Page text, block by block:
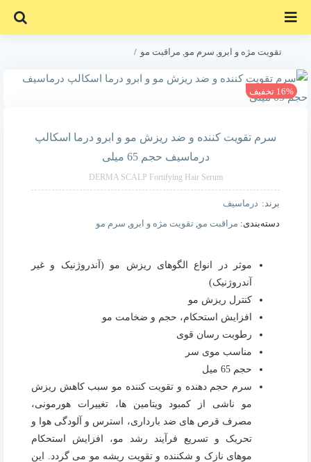
تقویت مژه و ابرو سرم مو مراقبت مو
سرم تقویت کننده و ضد ریزش مو و ابرو درما اسکالپ درماسیف حجم 65 میلی
16% تخفیف
سرم تقویت کننده و ضد ریزش مو و ابرو درما اسکالپ
درماسیف حجم 65 میلی
DERMA SCALP Fortifying Hair Serum
برند: درماسیف
دسته‌بندی: مراقبت مو, تقویت مژه و ابرو, سرم مو
موثر در انواع الگوهای ریزش مو (آندروژنیک و غیر
آندروژنیک)
کنترل ریزش مو
افزایش استحکام، حجم و ضخامت مو
رطوبت رسان قوی
مناسب موی سر
حجم 65 میل
سرم حجم دهنده و تقویت کننده مو سبب کاهش ریزش
مو ناشی از کمبود ویتامین ها، تغییرات هورمونی،
مصرف قرص های ضد بارداری، استرس و آلودگی هوا و
تحریک و تسریع فرآیند رشد مو، افزایش استحکام
موهای نازک و شکننده و تقویت ریشه مو می گردد. این